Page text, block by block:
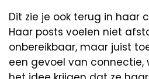
Dit zie je ook terug in haar
Haar posts voelen niet
onbereikbaar, maar juist
een gevoel van connectie,